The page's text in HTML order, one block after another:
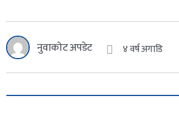
नुवाकोट अपडेट ४ वर्ष अगाडि